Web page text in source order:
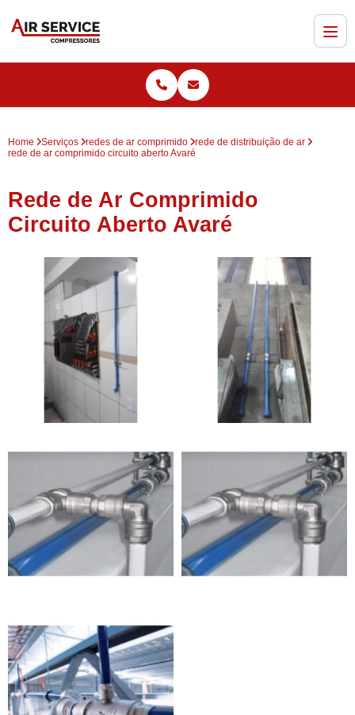
Home Serviços redes de ar comprimido
rede de distribuição de ar
rede de ar comprimido circuito aberto Avaré
Rede de Ar Comprimido
Circuito Aberto Avaré